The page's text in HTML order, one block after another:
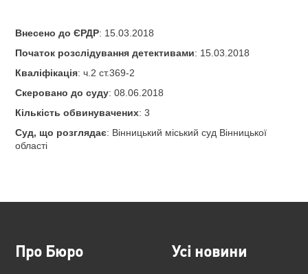
Внесено до ЄРДР: 15.03.2018
Початок розслідування детективами: 15.03.2018
Кваліфікація: ч.2 ст.369-2
Скеровано до суду: 08.06.2018
Кількість обвинувачених: 3
Суд, що розглядає: Вінницький міський суд Вінницької
області
Про Бюро Усі новини